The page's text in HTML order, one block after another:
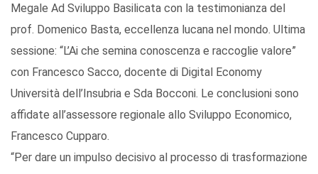
Megale Ad Sviluppo Basilicata con la testimonianza del
prof. Domenico Basta, eccellenza lucana nel mondo. Ultima
sessione: “L’Ai che semina conoscenza e raccoglie valore”
con Francesco Sacco, docente di Digital Economy
Università dell’Insubria e Sda Bocconi. Le conclusioni sono
affidate all’assessore regionale allo Sviluppo Economico,
Francesco Cupparo.
“Per dare un impulso decisivo al processo di trasformazione